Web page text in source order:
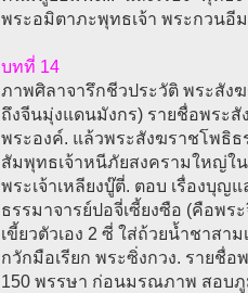
พระอมิตาภะพุทธเจ้า พระกวน
บทที่ 14
ภาพศิลาจารึกชีวประวัติ พระสัง
ถึงจีนมุ่งแดนมังกร) รายชื่อพระ
พระองค์. แล้วพระสังฆราชโพธิ
สัมพุทธเจ้าหนีภัยสงครามใหญ่ใน
พระเจ้าเหลียงบู๊ตี่. ตอบ เรื่องบุ
ธรรมาจารย์ปอจี่เซี้ยงซือ (คือพร
เขี้ยวตัวเอง 2 ซี่ ใส่ถ้วยน้ำชาสา
กวักมือเรียก พระซิ่งกวง. รายชื่
150 พรรษา ก่อนมรณภาพ สอบภู